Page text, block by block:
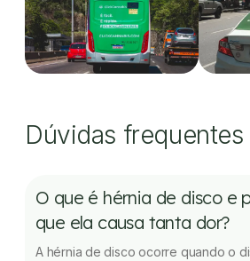
Dúvidas frequentes
O que é hérnia de disco e
que ela causa tanta dor?
A hérnia de disco ocorre quando o